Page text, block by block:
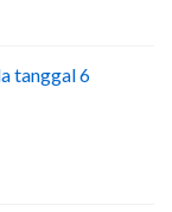
tanggal 6